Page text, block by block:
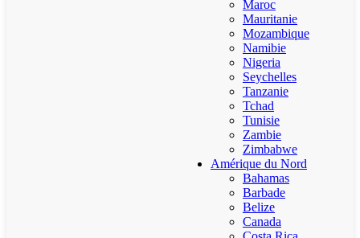
Maroc
Mauritanie
Mozambique
Namibie
Nigeria
Seychelles
Tanzanie
Tchad
Tunisie
Zambie
Zimbabwe
Amérique du Nord
Bahamas
Barbade
Belize
Canada